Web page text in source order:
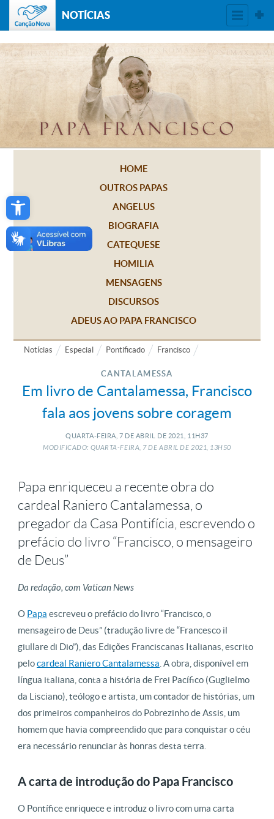
Open toolbar
NOTÍCIAS
HOME
OUTROS PAPAS
ANGELUS
BIOGRAFIA
CATEQUESE
HOMILIA
MENSAGENS
DISCURSOS
ADEUS AO PAPA FRANCISCO
Notícias Especial Pontificado Francisco
CANTALAMESSA
Em livro de Cantalamessa, Francisco
fala aos jovens sobre coragem
QUARTA-FEIRA, 7 DE ABRIL DE 2021, 11H37
MODIFICADO: QUARTA-FEIRA, 7DEABRIL DE 2021, 13H50
Papa enriqueceu a recente obra do
cardeal Raniero Cantalamessa, o
pregador da Casa Pontifícia, escrevendo o
prefácio do livro “Francisco, o mensageiro
de Deus”
Da redação, com Vatican News
O Papa escreveu o prefácio do livro “Francisco, o
mensageiro de Deus” (tradução livre de “Francesco il
giullare di Dio”), das Edições Franciscanas Italianas, escrito
pelocardeal Raniero Cantalamessa . A obra, disponível em
língua italiana, conta a história de Frei Pacífico (Guglielmo
da Lisciano), teólogo e artista, um contador de histórias, um
dos primeiros companheiros do Pobrezinho de Assis, um
homem que havia compreendido que para conquistar o céu
era necessário renunciar às honras desta terra.
A carta de introdução do Papa Francisco
O Pontífice enriquece e introduz o livro com uma carta